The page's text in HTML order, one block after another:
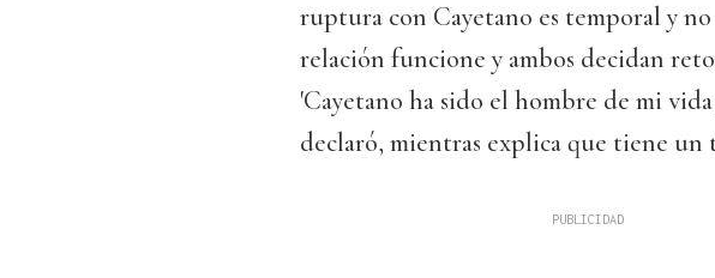
ruptura con Cayetano es temporal y
relación funcione y ambos decidan
'Cayetano ha sido el hombre de mi
declaró, mientras explica que tiene